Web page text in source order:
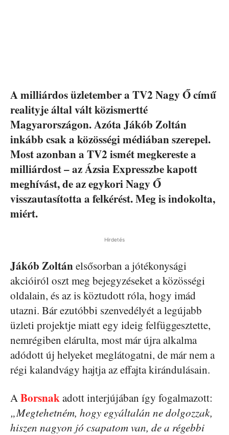
A milliárdos üzletember a TV2 Nagy Ő című
realityje által vált közismertté
Magyarországon. Azóta Jákób Zoltán
inkább csak a közösségi médiában szerepel.
Most azonban a TV2 ismét megkereste a
milliárdost – az Ázsia Expresszbe kapott
meghívást, de az egykori Nagy Ő
visszautasította a felkérést. Meg is indokolta,
miért.
Hirdetés
Jákób Zoltánelsősorban a jótékonysági
akcióiról oszt meg bejegyzéseket a közösségi
oldalain, és az is köztudott róla, hogy imád
utazni. Bár ezutóbbi szenvedélyét a legújabb
üzleti projektje miatt egy ideig felfüggesztette,
nemrégiben elárulta, most már újra alkalma
adódott új helyeket meglátogatni, de már nem a
régi kalandvágy hajtja az effajta kirándulásain.
ABorsnakadott interjújában így fogalmazott:
„Megtehetném, hogy egyáltalán ne dolgozzak,
hiszen nagyon jó csapatom van, de a régebbi